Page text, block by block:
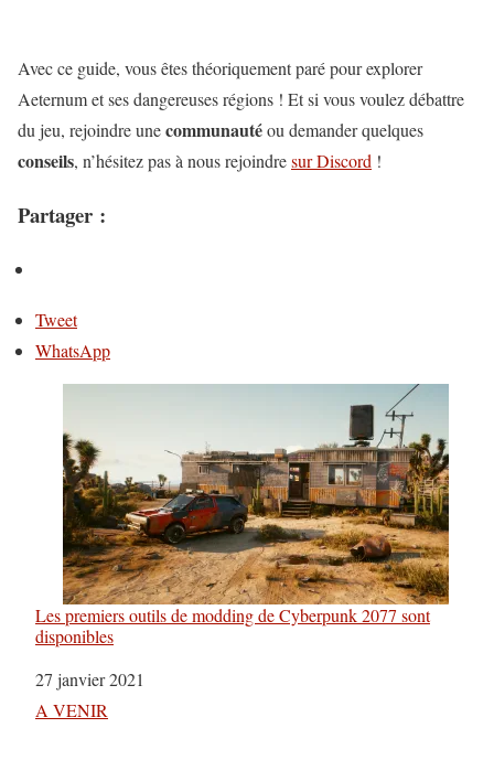
Avec ce guide, vous êtes théoriquement paré pour explorer
Aeternum et ses dangereuses régions ! Et si vous voulez débattre
du jeu, rejoindre unecommunautéou demander quelques
conseils, n’hésitez pas à nous rejoindresur Discord !
Partager :
Tweet
WhatsApp
Les premiers outils de modding de Cyberpunk 2077 sont
disponibles
Date
27 janvier 2021
Par rapport à
A VENIR